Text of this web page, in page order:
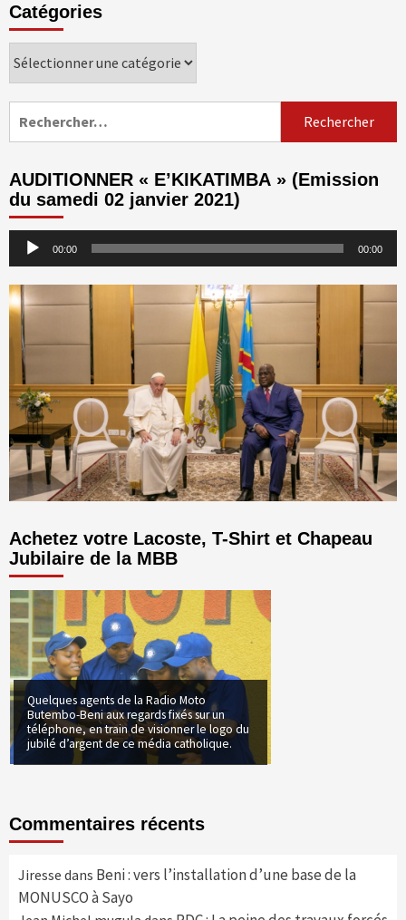
Catégories
Catégories
AUDITIONNER « E’KIKATIMBA » (Emission
du samedi 02 janvier 2021)
Lecteur 00:00 00:00
Achetez votre Lacoste, T-Shirt et Chapeau
Jubilaire de la MBB
Quelques agents de la Radio Moto
Butembo-Beni aux regards fixés sur un
téléphone, en train de visionner le logo du
jubilé d’argent de ce média catholique.
Commentaires récents
Jiresse dans Beni : vers l’installation d’une base de la
MONUSCO à Sayo